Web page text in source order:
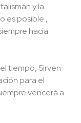
y la
es posible.,
hacia
tiempo, Sirven
para el
vencerá a